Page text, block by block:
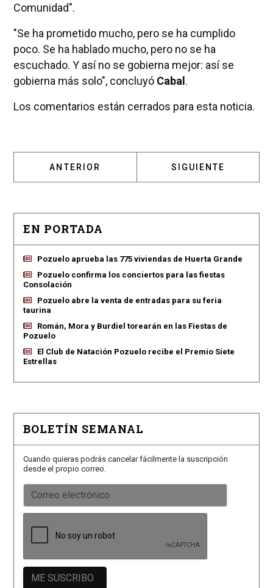
Comunidad".
"Se ha prometido mucho, pero se ha cumplido
poco. Se ha hablado mucho, pero no se ha
escuchado. Y así no se gobierna mejor: así se
gobierna más solo", concluyó Cabal.
Los comentarios están cerrados para esta noticia.
ARTÍCULO ANTERIOR: ALCALDES DEL
ANTERIOR ARTÍCULO
SIGUIENTE
EN PORTADA
Pozuelo aprueba las 775 viviendas de Huerta Grande
Pozuelo confirma los conciertos para las fiestas
Consolación
Pozuelo abre la venta de entradas para su feria
taurina
Román, Mora y Burdiel torearán en las Fiestas de
Pozuelo
El Club de Natación Pozuelo recibe el Premio Siete
Estrellas
BOLETÍN SEMANAL
Cuando quieras podrás cancelar fácilmente la suscripción
desde el propio correo.